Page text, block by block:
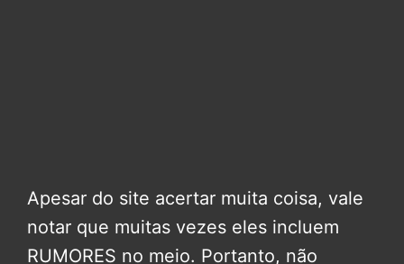
Apesar do site acertar muita coisa, vale
notar que muitas vezes eles incluem
RUMORES no meio. Portanto, não